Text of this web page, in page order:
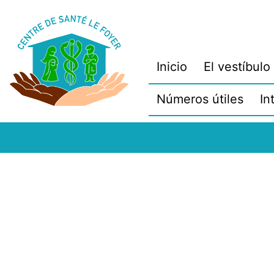
contenido
Inicio El vestíbulo
Números útiles